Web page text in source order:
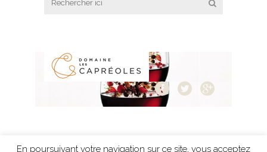
En poursuivant votre navigation sur ce site, vous acceptez